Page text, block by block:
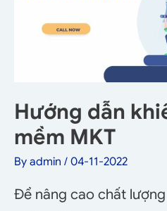
Hướng dẫn
mềm MKT
By admin / 04-11-2022
Để nâng cao chất